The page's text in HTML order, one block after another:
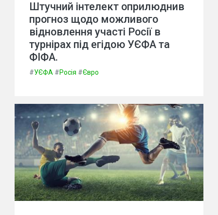
Штучний інтелект оприлюднив
прогноз щодо можливого
відновлення участі Росії в
турнірах під егідою УЄФА та
ФІФА.
#УЄФА #Росія #Євро